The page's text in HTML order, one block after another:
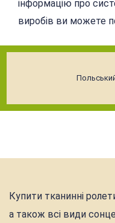
інформацію про системах, а також прорахунок
виробів ви можете
Купити тканинні
а також всі види